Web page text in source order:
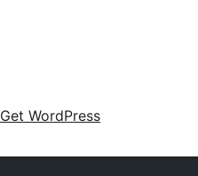
Get WordPress